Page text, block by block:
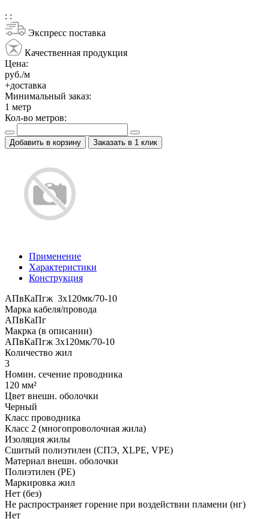
: :
Экспресс поставка
Качественная продукция
Цена:
руб./м
+доставка
Минимальный заказ:
1 метр
Кол-во метров:
Добавить в корзину Заказать в 1 клик
Применение
Характеристики
Конструкция
АПвКаПгж 3x120мк/70-10
Марка кабеля/провода
АПвКаПг
Макрка (в описании)
АПвКаПгж 3x120мк/70-10
Количество жил
3
Номин. сечение проводника
120 мм²
Цвет внешн. оболочки
Черный
Класс проводника
Класс 2 (многопроволочная жила)
Изоляция жилы
Сшитый полиэтилен (СПЭ, XLPE, VPE)
Материал внешн. оболочки
Полиэтилен (PE)
Маркировка жил
Нет (без)
Не распространяет горение при воздействии пламени (нг)
Нет